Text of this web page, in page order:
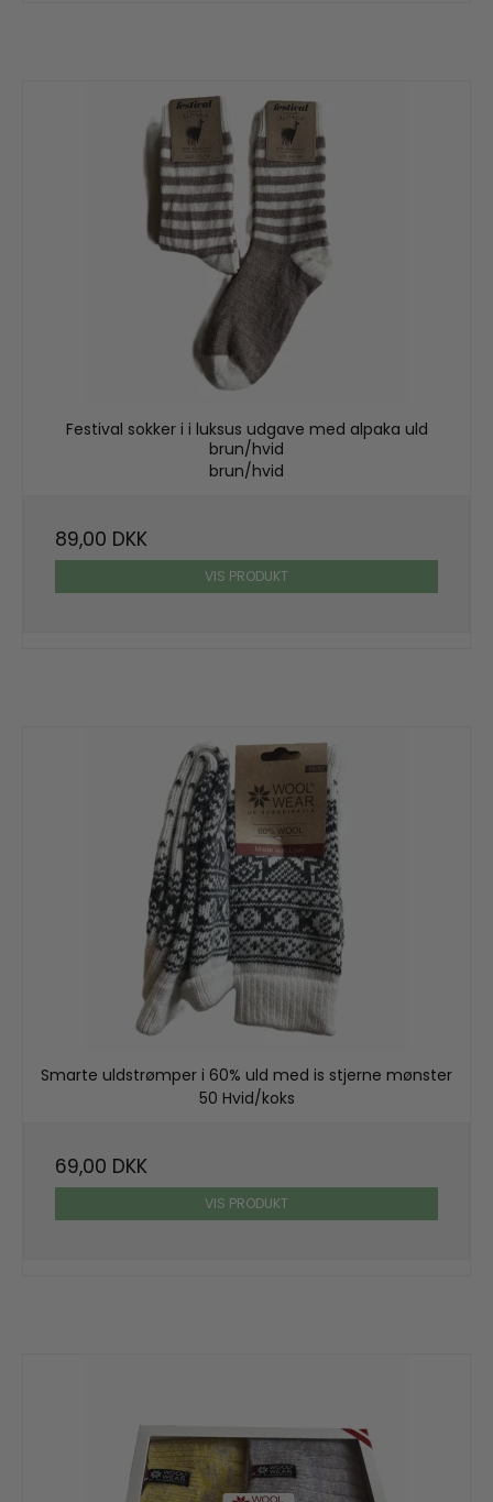
Festival sokker i i luksus udgave med alpaka uld
brun/hvid
brun/hvid
89,00 DKK
VIS PRODUKT
Smarte uldstrømper i 60% uld med is stjerne mønster
50 Hvid/koks
69,00 DKK
VIS PRODUKT